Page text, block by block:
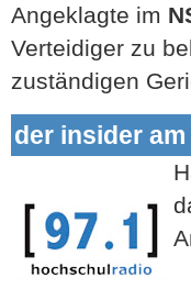
Angeklagte im
Verteidiger zu
zuständigen
der insider